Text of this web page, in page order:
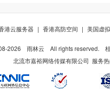
港云服务器 | 香港高防空间 | 美国虚
2026 雨林云 All rights reserved.
北流市嘉裕网络传媒有限公司 服务